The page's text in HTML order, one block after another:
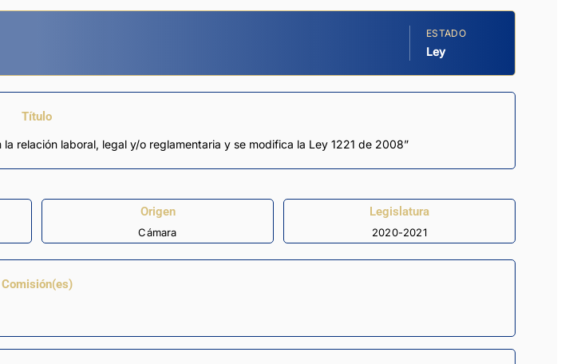
ESTADO
Ley
Título
relación laboral, legal y/o reglamentaria y se modifica la Ley 1221 de 2008”
Origen
Cámara
Legislatura
2020-2021
Comisión(es)